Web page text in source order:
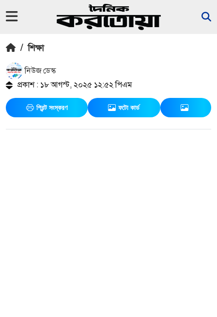
/ শিক্ষা
নিউজ ডেস্ক
প্রকাশ : ১৮ আগস্ট, ২০২৫ ১২:৫২ পিএম
প্রিন্ট সংস্করণ ফটো কার্ড